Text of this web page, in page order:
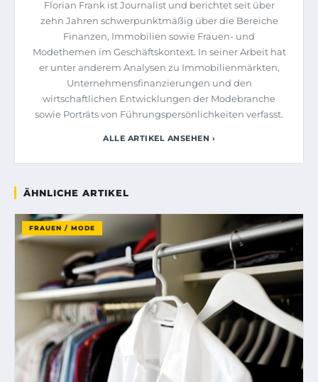
Florian Frank ist Journalist und berichtet seit über
zehn Jahren schwerpunktmäßig über die Bereiche
Finanzen, Immobilien sowie Frauen- und
Modethemen im Geschäftskontext. In seiner Arbeit hat
er unter anderem Analysen zu Immobilienmärkten,
Unternehmensfinanzierungen und den
wirtschaftlichen Entwicklungen der Modebranche
sowie Porträts von Führungspersönlichkeiten verfasst.
ALLE ARTIKEL ANSEHEN ›
ÄHNLICHE ARTIKEL
FRAUEN / MODE